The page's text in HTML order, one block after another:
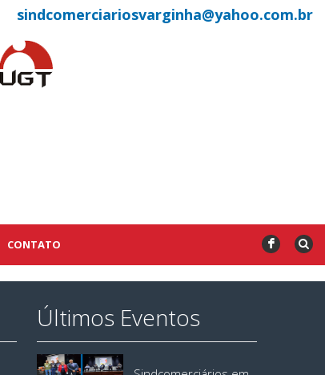
sindcomerciariosvarginha@yahoo.com.br
CONTATO F
Últimos Eventos